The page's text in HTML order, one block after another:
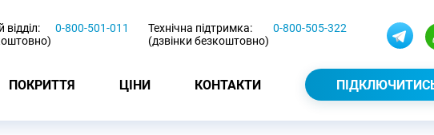
0-800-501-011
Технічна підтримка:
(дзвінки безкоштовно)
0-800-505-322
ПОКРИТТЯ ЦІНИ КОНТАКТИ